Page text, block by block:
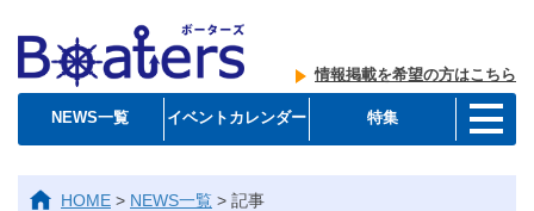
情報掲載を希望の方はこちら
NEWS一覧 イベントカレンダー 特集
HOME > NEWS一覧 > 記事